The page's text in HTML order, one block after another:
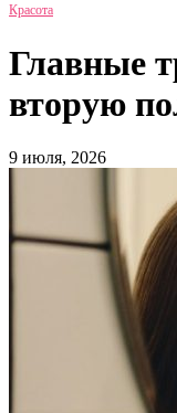
Красота
Главные
вторую
9 июля, 2026